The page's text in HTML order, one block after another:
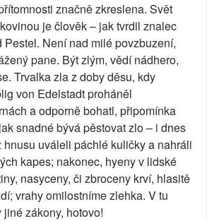
značně zkreslena. Svět
je člověk – jak tvrdil znalec
Pestel. Není nad milé povzbuzení,
pane. Být zlým, vědí nádhero,
Trvalka zla z doby děsu, kdy
von Edelstadt proháněl
a odporně bohatl, připomínka
snadné bývá pěstovat zlo – i dnes
hnusu uváleli páchlé kuličky a nahráli
kapes; nakonec, hyeny v lidské
nasyceny, či zbroceny krví, hlasitě
vrahy omilostníme zlehka. V tu
zákony, hotovo!